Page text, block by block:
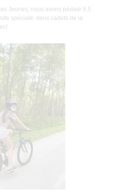
Jeunes, nous avons pédalé 8,5
spéciale: deux cadets de la